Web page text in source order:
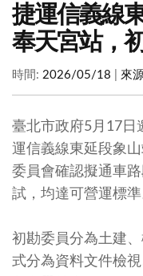
捷運信義線
奉天宮站，
時間: 2026/05/18 來
臺北市政府5月17日
運信義線東延段象
委員會確認擬通車
試，均達可營運標準
初勘委員分為土建
式分為資料文件檢